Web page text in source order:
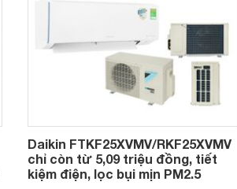
Daikin FTKF25XVMV/RKF25XVMV
chỉ còn từ 5,09 triệu đồng, tiết
kiệm điện, lọc bụi mịn PM2.5